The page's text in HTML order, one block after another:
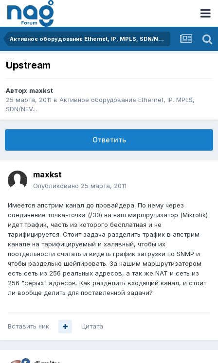
Активное оборудование Ethernet, IP, MPLS, SDN/NFV...
Upstream
Автор: maxkst
25 марта, 2011 в Активное оборудование Ethernet, IP, MPLS,
SDN/NFV...
Ответить
maxkst
Опубликовано 25 марта, 2011
Имеется апстрим канал до провайдера. По нему через
соединение точка-точка (/30) на наш маршрутизатор (Mikrotik)
идет трафик, часть из которого бесплатная и не
тарифицируется. Стоит задача разделить трафик в апстрим
канале на тарифицируемый и халявный, чтобы их
поотдельности считать и видеть график загрузки по SNMP и
чтобы раздельно шейпировать. За нашим маршрутизатором
есть сеть из 256 реальных адресов, а так же NAT и сеть из
256 "серых" адресов. Как разделить входящий канал, и стоит
ли вообще делить для поставленной задачи?
Вставить ник Цитата